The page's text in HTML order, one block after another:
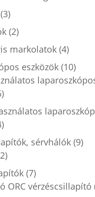
(3)
(2)
markolatok (4)
eszközök (10)
sérvhálók (9)
(7)
ORC vérzéscsillapító